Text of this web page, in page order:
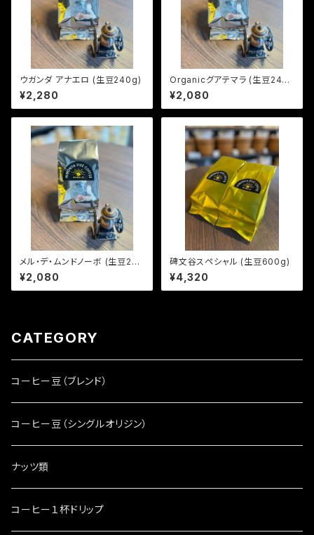
ウガンダ アナエロ (生豆240g)
¥2,280
Organicグアテマラ (生豆240
g)
¥2,080
メル・デ・ムンドノーボ (生豆240
g)
¥2,080
碑文谷スペシャル (生豆600g)
¥4,320
CATEGORY
コーヒー豆（ブレンド）
コーヒー豆（シングルオリジン）
ナッツ類
コーヒー１杯ドリップ